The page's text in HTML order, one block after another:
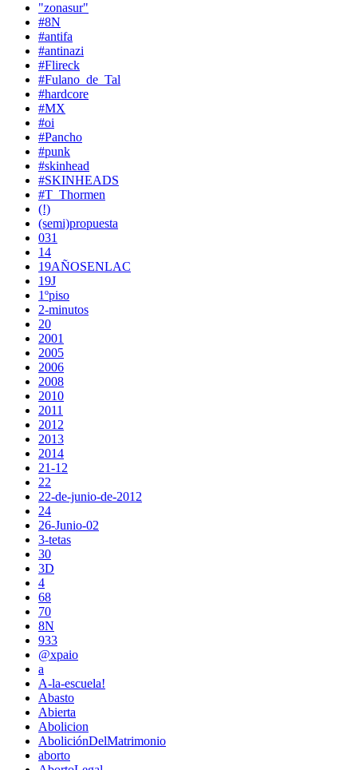
"zonasur"
#8N
#antifa
#antinazi
#Flireck
#Fulano_de_Tal
#hardcore
#MX
#oi
#Pancho
#punk
#skinhead
#SKINHEADS
#T_Thormen
(!)
(semi)propuesta
031
14
19AÑOSENLAC
19J
1ºpiso
2-minutos
20
2001
2005
2006
2008
2010
2011
2012
2013
2014
21-12
22
22-de-junio-de-2012
24
26-Junio-02
3-tetas
30
3D
4
68
70
8N
933
@xpaio
a
A-la-escuela!
Abasto
Abierta
Abolicion
AboliciónDelMatrimonio
aborto